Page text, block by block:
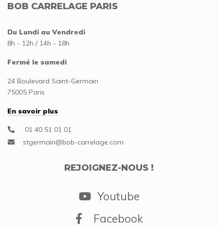
BOB CARRELAGE PARIS
Du Lundi au Vendredi
8h - 12h / 14h - 18h
Fermé le samedi
24 Boulevard Saint-Germain
75005 Paris
En savoir plus
01 40 51 01 01
REJOIGNEZ-NOUS !
Youtube
Facebook